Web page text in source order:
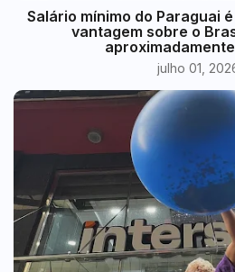
​Salário mínimo do Paraguai
vantagem sobre o
julho 01,